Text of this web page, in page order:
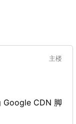
主楼
Google CDN 脚